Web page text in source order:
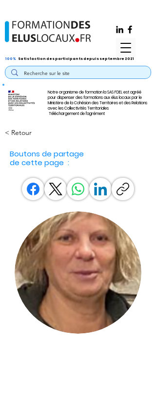
Notre organisme de formation la SAS FDEL est agréé
pour dispenser des formations aux élus locaux par le
Ministère de la Cohésion des Territoires et des Relations
avec les Collectivités Territoriales
Téléchargement de l'agrément
100% Satisfaction des participants depuis septembre 2021
< Retour
Boutons de partage
de cette page :